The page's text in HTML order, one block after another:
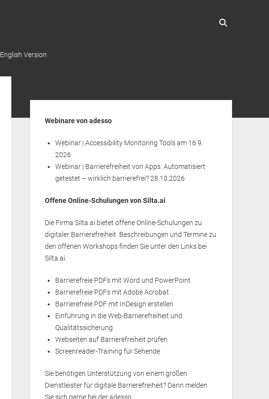
English Version
Webinare von adesso
Webinar | Accessibility Monitoring Toolsam 16.9.
2026
Webinar | Barrierefreiheit von Apps: Automatisiert
getestet – wirklich barrierefrei?28.10.2026
Offene Online-Schulungen von Silta.ai
Die Firma Silta.ai bietet offene Online-Schulungen zu
digitaler Barrierefreiheit. Beschreibungen und Termine zu
den offenen Workshops finden Sie unter den Links bei
Silta.ai.
Barrierefreie PDFs mit Word und PowerPoint
Barrierefreie PDFs mit Adobe Acrobat
Barrierefreie PDF mit InDesign erstellen
Einführung in die Web-Barrierefreiheit und
Qualitätssicherung
Webseiten auf Barrierefreiheit prüfen
Screenreader-Training für Sehende
Sie benötigen Unterstützung von einem großen
Dienstleister für digitale Barrierefreiheit? Dann melden
Sie sich gerne bei deradesso